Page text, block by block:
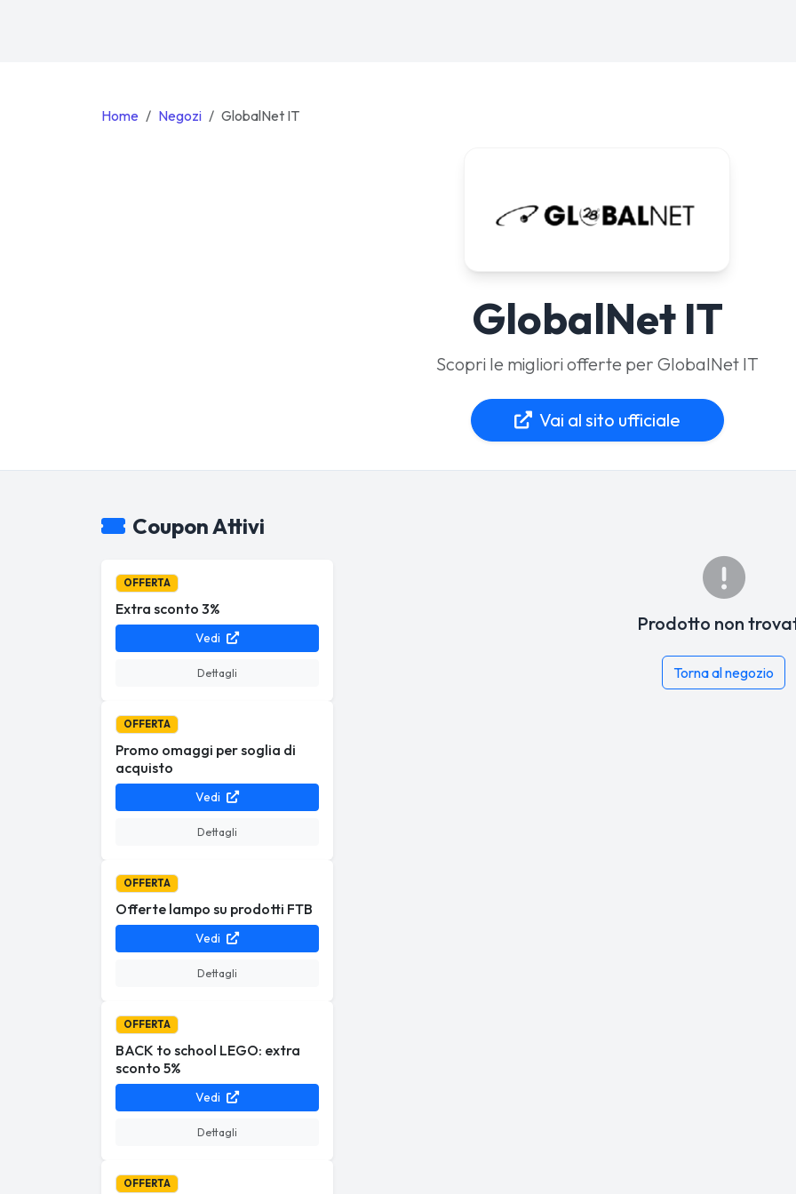
Home Negozi GlobalNet IT
GlobalNet IT
Scopri le migliori offerte per GlobalNet IT
Vai al sito ufficiale
Coupon Attivi
OFFERTA
Extra sconto 3%
Vedi
Dettagli
OFFERTA
Promo omaggi per soglia di
acquisto
Vedi
Dettagli
OFFERTA
Offerte lampo su prodotti FTB
Vedi
Dettagli
OFFERTA
BACK to school LEGO: extra
sconto 5%
Vedi
Dettagli
OFFERTA
Prodotto non
Torna al negozio